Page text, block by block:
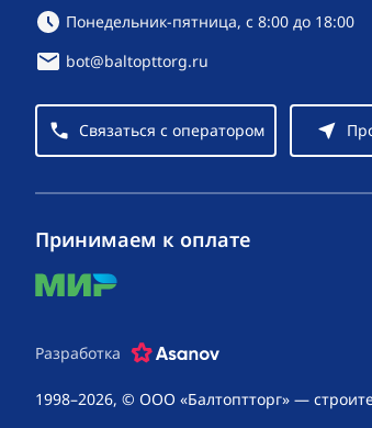
Режим работы:
Понедельник-пятница, с 8:00 до 18:00
bot@baltopttorg.ru
Связаться с оператором
1998–2026, © ООО «Балтоптторг» —
Принимаем к оплате
mir
Разработка